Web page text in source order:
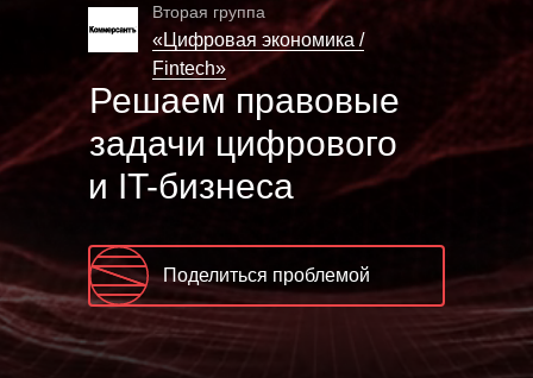
Поделиться проблемой
Решаем правовые
и IT-бизнеса
задачи цифрового
Вторая группа
«Цифровая экономика /
Fintech»